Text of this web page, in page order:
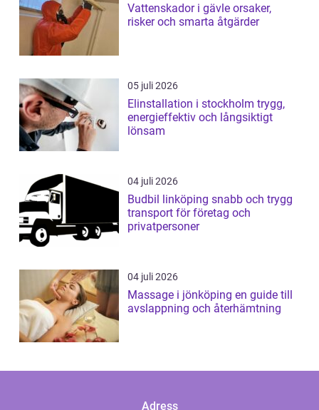
Vattenskador i gävle orsaker,
risker och smarta åtgärder
05 juli 2026
Elinstallation i stockholm trygg,
energieffektiv och långsiktigt
lönsam
04 juli 2026
Budbil linköping snabb och trygg
transport för företag och
privatpersoner
04 juli 2026
Massage i jönköping en guide till
avslappning och återhämtning
Adress